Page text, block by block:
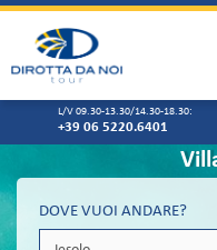
L/V 09.30-13.30/14.30-18.30:
+39 06 5220.6401
DOVE VUOI ANDARE?